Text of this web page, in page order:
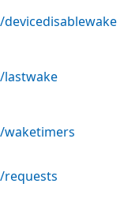
/devicedisablewake
/lastwake
/waketimers
/requests